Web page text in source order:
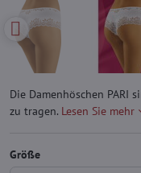
Die Damenhöschen PARI
zu tragen. Lesen Sie mehr
Größe